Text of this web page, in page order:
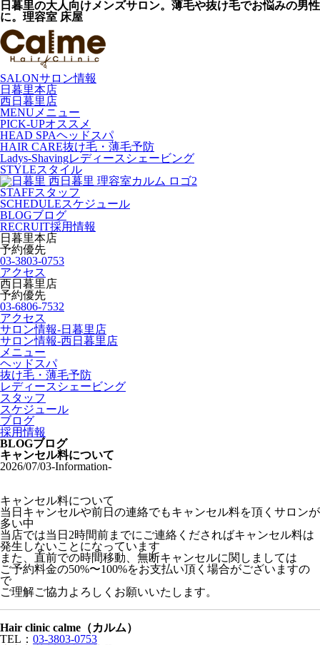
日暮里の大人向けメンズサロン。薄毛や抜け毛でお悩みの男性
に。理容室 床屋
SALONサロン情報
日暮里本店
西日暮里店
MENU メニュー
PICK-UPオススメ
HEAD SPAヘッドスパ
HAIR CARE抜け毛・薄毛予防
Ladys-Shavingレディースシェービング
STYLEスタイル
STAFFスタッフ
SCHEDULEスケジュール
BLOGブログ
RECRUIT採用情報
日暮里本店
予約優先
03-3803-0753
アクセス
西日暮里店
予約優先
03-6806-7532
アクセス
サロン情報-日暮里店
サロン情報-西日暮里店
メニュー
ヘッドスパ
抜け毛・薄毛予防
レディースシェービング
スタッフ
スケジュール
ブログ
採用情報
BLOGブログ
キャンセル料について
2026/07/03-Information-
キャンセル料について
当日キャンセルや前日の連絡でもキャンセル料を頂くサロンが
多い中
当店では当日2時間前までにご連絡くださればキャンセル料は
発生しないことになっています
また、直前での時間移動、無断キャンセルに関しましては
ご予約料金の50%〜100%をお支払い頂く場合がございますの
で
ご理解ご協力よろしくお願いいたします。
Hair clinic calme（カルム）
TEL： 03-3803-0753